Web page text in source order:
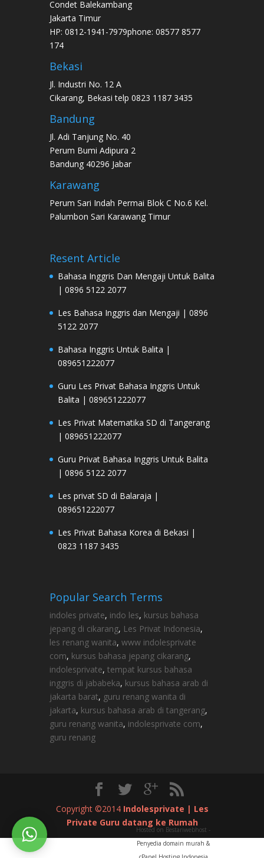
Condet Balekambang
Jakarta Timur
HP: 0812-1941-7979phone: 08577 8577
174
Bekasi
Jl. Industri No. 12 A
Cikarang, Bekasi telp 0823 1187 3435
Bandung
Jl. Adi Tanjung No. 40
Perum Bumi Adipura 2
Bandung 40296 Jabar
Karawang
Perum Sari Indah Permai Blok C No.6 Kel.
Palumbon Sari Karawang Timur
Resent Article
Bahasa Inggris Dan Mengaji Untuk Balita
| 0896 5122 2077
Les Bahasa Inggris dan Mengaji | 0896
5122 2077
Bahasa Inggris Untuk Balita |
089651222077
Guru Les Privat Bahasa Inggris Untuk
Balita | 089651222077
Les Privat Matematika SD di Tangerang
| 089651222077
Guru Privat Bahasa Inggris Untuk Balita
| 0896 5122 2077
Les privat SD di Balaraja |
089651222077
Les Privat Bahasa Korea di Bekasi |
0823 1187 3435
Popular Search Terms
indoles private, indo les, kursus bahasa
jepang di cikarang, Les Privat Indonesia,
les renang wanita, www indolesprivate
com, kursus bahasa jepang cikarang,
indolesprivate, tempat kursus bahasa
inggris di jababeka, kursus bahasa arab di
jakarta barat, guru renang wanita di
jakarta, kursus bahasa arab di tangerang,
guru renang wanita, indolesprivate com,
guru renang
Copyright ©2014 Indolesprivate | Les
Private Guru datang ke Rumah
Hosted on Bestariwebhost -
Penyedia domain murah &